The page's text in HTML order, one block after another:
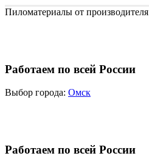
Пиломатериалы от производителя
Работаем по всей России
Выбор города: Омск
Работаем по всей России